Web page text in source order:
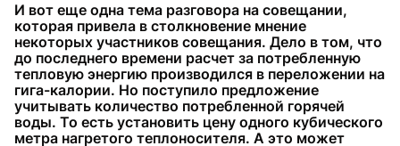
И вот еще одна тема разговора на совещании,
которая привела в столкновение мнение
некоторых участников совещания. Дело в том, что
до последнего времени расчет за потребленную
тепловую энергию производился в переложении на
гига-калории. Но поступило предложение
учитывать количество потребленной горячей
воды. То есть установить цену одного кубического
метра нагретого теплоносителя. А это может